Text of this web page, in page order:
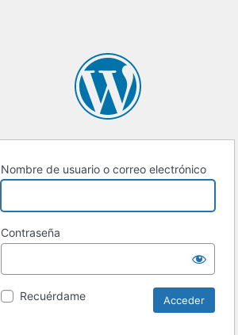
Nombre de usuario o correo electrónico
Contraseña
Recuérdame